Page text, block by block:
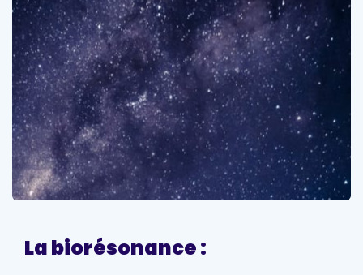
La biorésonance :